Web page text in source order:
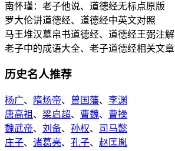
南怀瑾：老子他说、道德经无标点原版
罗大伦讲道德经、道德经中英文对照
马王堆汉墓帛书道德经、道德经王弼注解
老子中的成语大全、老子道德经相关文章
历史名人推荐
杨广、 隋炀帝、 曾国藩、 李渊
唐高祖 、 梁启超、 曹魏、 曹操
魏武帝、 刘备、 孙权、 司马懿
庄子、 诸葛亮、 孔子、 赵匡胤